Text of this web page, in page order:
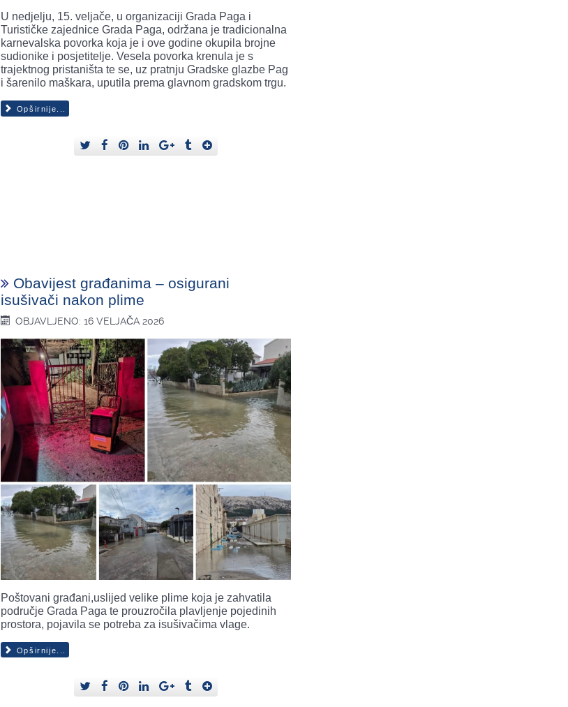
U nedjelju, 15. veljače, u organizaciji Grada Paga i
Turističke zajednice Grada Paga, održana je tradicionalna
karnevalska povorka koja je i ove godine okupila brojne
sudionike i posjetitelje. Vesela povorka krenula je s
trajektnog pristaništa te se, uz pratnju Gradske glazbe Pag
i šarenilo maškara, uputila prema glavnom gradskom trgu.
Opširnije...
Obavijest građanima – osigurani
isušivači nakon plime
OBJAVLJENO: 16 VELJAČA 2026
Poštovani građani,uslijed velike plime koja je zahvatila
područje Grada Paga te prouzročila plavljenje pojedinih
prostora, pojavila se potreba za isušivačima vlage.
Opširnije...